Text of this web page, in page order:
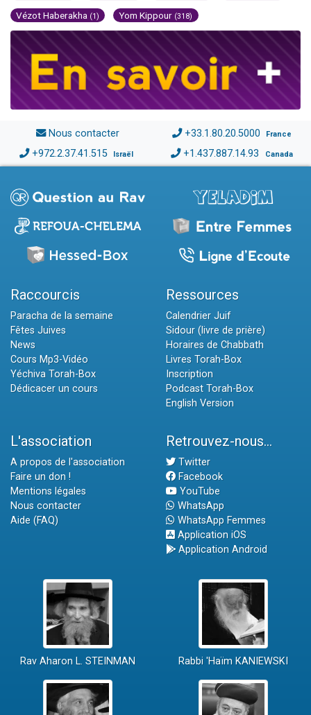
Vézot Haberakha (1) Yom Kippour (318)
Nous contacter +33.1.80.20.5000 France
+972.2.37.41.515 Israël +1.437.887.14.93 Canada
Raccourcis
Paracha de la semaine
Fêtes Juives
News
Cours Mp3-Vidéo
Yéchiva Torah-Box
Dédicacer un cours
Ressources
Calendrier Juif
Sidour (livre de prière)
Horaires de Chabbath
Livres Torah-Box
Inscription
Podcast Torah-Box
English Version
L'association
A propos de l'association
Faire un don !
Mentions légales
Nous contacter
Aide (FAQ)
Retrouvez-nous...
Twitter
Facebook
YouTube
WhatsApp
WhatsApp Femmes
Application iOS
Application Android
Rav Aharon L. STEINMAN Rabbi 'Haïm KANIEWSKI